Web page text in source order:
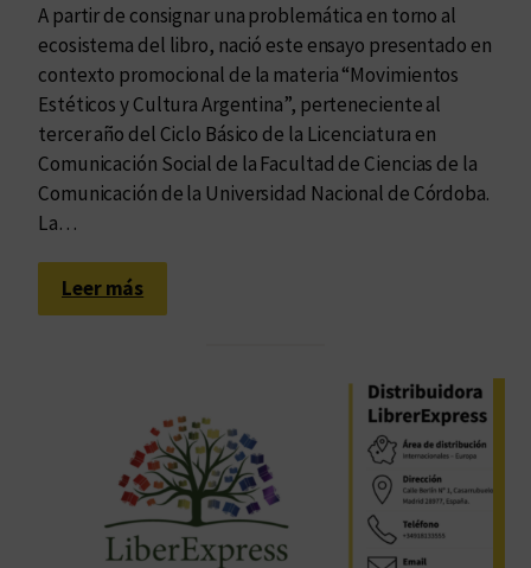
l
i
b
r
o
s
e
A
r
i
n
a
A partir de consignar una problemática en torno al
ecosistema del libro, nació este ensayo presentado en
contexto promocional de la materia “Movimientos
Estéticos y Cultura Argentina”, perteneciente al
tercer año del Ciclo Básico de la Licenciatura en
Comunicación Social de la Facultad de Ciencias de la
Comunicación de la Universidad Nacional de Córdoba.
La…
Leer más:
A
o
l
i
b
r